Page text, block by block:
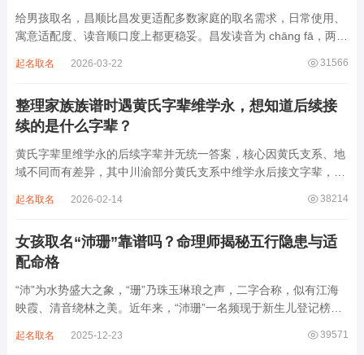
给男孩取名，昌顺比昌发更适配多数家庭的取名需求，日常使用、
寓意适配度、读音顺口度上都更稳妥。昌发读音为 chāng fā，两个
离叫名字时辨识度不高。昌字本义为兴盛、繁茂，发字核心指向发
31566
起名取名 2026-03-22
整理家族族谱时遇黄氏字辈维学永，想知道后续接
续的是什么字辈？
黄氏字辈里维学永的后续字辈并无统一答案，核心因黄氏支系、地
域不同而有差异，其中川渝部分黄氏支系中维学永后接文字辈，完
某支系的续修字辈，在安岳、岳池一带的黄氏族谱里能明确查到，
38214
起名取名 2026-02-14
女孩取名“沛珊”靠谱吗？命理师揭秘五行隐患与适
配命格
“沛”为水势盛大之象，“珊”乃珠玉琳琅之声，二字合称，似有江海
映霞、清音绕林之美。近年来，“沛珊”一名频现于新生儿登记榜
雅符号，实为命理五行流转之枢纽。一字之选，关乎气场平衡。沛
39571
起名取名 2025-12-23